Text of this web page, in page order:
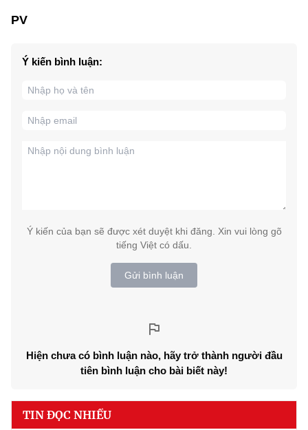
PV
Ý kiến bình luận:
Ý kiến của bạn sẽ được xét duyệt khi đăng. Xin vui lòng gõ
tiếng Việt có dấu.
Gửi bình luận
Hiện chưa có bình luận nào, hãy trở thành người đầu
tiên bình luận cho bài biết này!
TIN ĐỌC NHIỀU